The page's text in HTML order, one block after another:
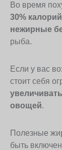
Во время
30%
нежирные
рыба.
Если у вас
стоит себя
овощей.
Полезные
быть